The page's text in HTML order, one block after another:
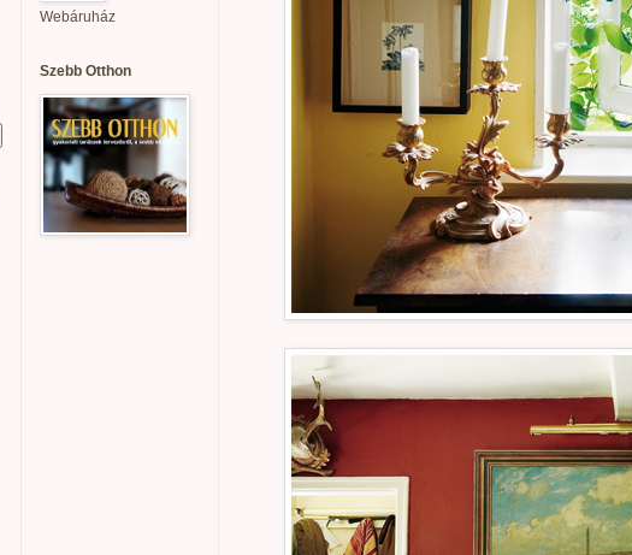
Webáruház
Szebb Otthon